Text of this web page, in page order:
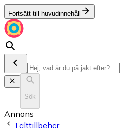
Fortsätt till huvudinnehåll
Sök
Annons
Tälttillbehör